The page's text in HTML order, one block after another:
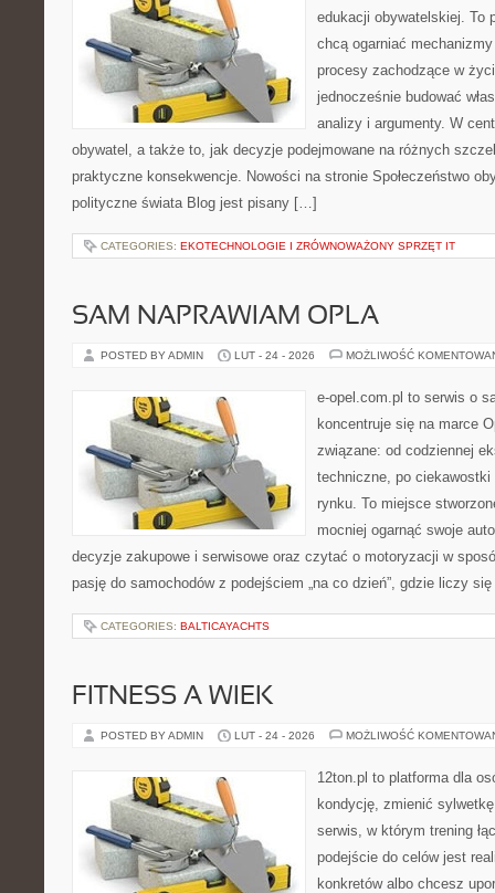
edukacji obywatelskiej. To
chcą ogarniać
procesy zachodzące w
jednocześnie budować
analizy i argumenty. W
obywatel, a także to, jak decyzje podejmowane na różnych
praktyczne konsekwencje. Nowości na stronie Społeczeństwo
polityczne świata Blog jest pisany […]
CATEGORIES: EKOTECHNOLOGIE I ZRÓWNOWAŻONY SPRZĘT IT
SAM NAPRAWIAM OPLA
POSTED BY ADMIN LUT - 24 - 2026 MOŻLIWOŚĆ
e-opel.com.pl to serwis o
koncentruje się na marce
związane: od codziennej
techniczne, po
rynku. To miejsce
mocniej ogarnąć swoje
decyzje zakupowe i serwisowe oraz czytać o motoryzacji w
pasję do samochodów z podejściem „na co dzień”, gdzie liczy
CATEGORIES: BALTICAYACHTS
FITNESS A WIEK
POSTED BY ADMIN LUT - 24 - 2026 MOŻLIWOŚĆ
12ton.pl to platforma dla
kondycję, zmienić
serwis, w którym trening
podejście do celów jest
konkretów albo chcesz